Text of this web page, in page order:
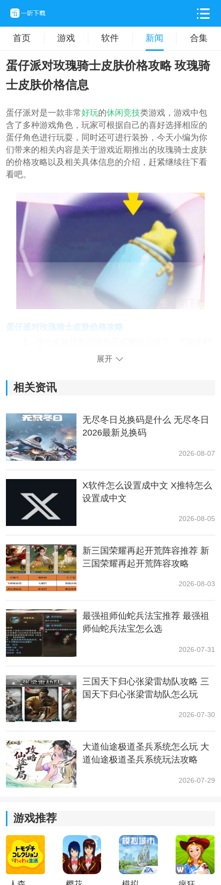
首页 游戏 软件 新闻 合集
蛋仔派对玫瑰骑士皮肤价格攻略 玫瑰骑
士皮肤价格信息
蛋仔派对是一款非常好玩的休闲竞技类游戏，游戏中包
含了多种游戏角色，玩家可根据自己的喜好选择相应的
蛋仔角色进行玩耍，同时还可进行装扮，今天小编为你
们带来的相关内容是关于游戏近期推出的玫瑰骑士皮肤
的价格攻略以及相关具体信息的介绍，赶紧继续往下看
看吧。
蛋仔派对玫瑰骑士皮肤价格攻略
2、在活动期间解锁第二章，可以享受五折优惠，如
果你完成全部的章节解锁的话，那么可以免费获得背饰
3、皮肤的外观看起来还是非常不错的，会有专属的
语音，还有互动动作 和滚动特效等等;
4、如果你想要这个皮肤的话，可以趁着刚上线期间
任务抵扣部分的价格的，最后到手的价格四百蛋币就有
可能拿下。
在游戏中每一个地图
们可以通过四轮竞技模式来获取最后的冠军，这里有着
大量的奖励等着大家。
展开
相关资讯
无尽冬日兑换码是什么 无尽冬日
2026最新兑换码
2026-08-07
X软件怎么设置成中文 X推特怎么
设置成中文
2026-08-05
新三国荣耀再起开荒阵容推荐 新
三国荣耀再起开荒阵容攻略
2026-08-03
最强祖师仙蛇兵法宝推荐 最强祖
师仙蛇兵法宝怎么选
2026-07-31
三国天下归心张梁雷劫队攻略 三
国天下归心张梁雷劫队怎么玩
2026-07-30
大道仙途极道圣兵系统怎么玩 大
道仙途极道圣兵系统玩法攻略
2026-07-29
游戏推荐